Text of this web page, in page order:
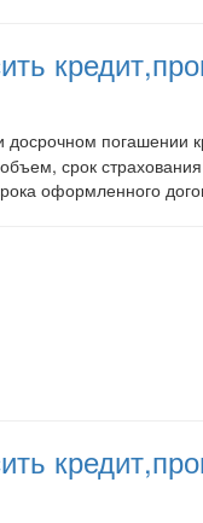
погашении
срок
оформленного